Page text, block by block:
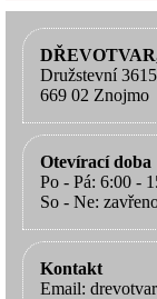
Družstevní
669 02 Znojmo
Otevírací doba
Po - Pá: 6:00 -
So - Ne:
Kontakt
Email: